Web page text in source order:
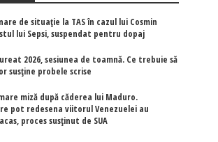
de situație la TAS în cazul lui Cosmin
lui Sepsi, suspendat pentru dopaj
2026, sesiunea de toamnă. Ce trebuie să
susține probele scrise
miză după căderea lui Maduro.
pot redesena viitorul Venezuelei au
proces susținut de SUA